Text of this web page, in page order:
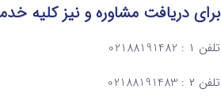
برای دریافت مشاوره و نیز کلیه
تلفن ۱ : 02188191482
تلفن ۲ : 02188191483